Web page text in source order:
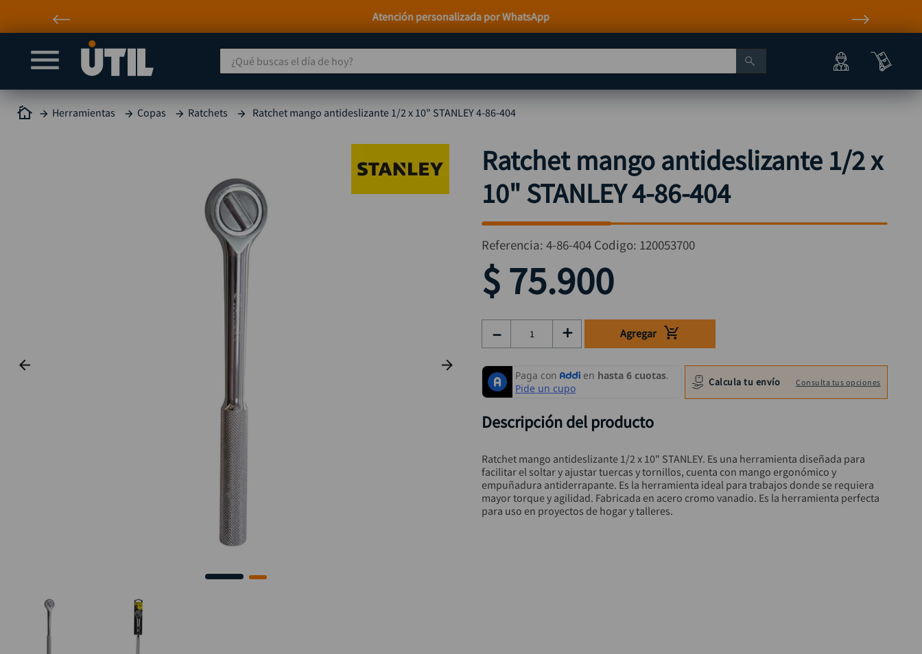
Atención personalizada por WhatsApp
¿Qué buscas el día de hoy?
Herramientas Copas Ratchets Ratchet mango antideslizante 1/2 x 10" STANLEY 4-86-404
Ratchet mango antideslizante 1/2 x
10" STANLEY 4-86-404
Referencia: 4-86-404 Codigo: 120053700
$ 75.900
＋
－ Agregar
Calcula tu envío Consulta tus opciones
Descripción del producto
Ratchet mango antideslizante 1/2 x 10" STANLEY. Es una herramienta diseñada para
facilitar el soltar y ajustar tuercas y tornillos, cuenta con mango ergonómico y
empuñadura antiderrapante. Es la herramienta ideal para trabajos donde se requiera
mayor torque y agilidad. Fabricada en acero cromo vanadio. Es la herramienta perfecta
para uso en proyectos de hogar y talleres.
TÉRMINOS MÁS BUSCADOS
1. taladro
compresor